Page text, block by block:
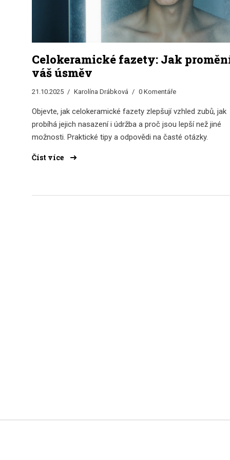
Celokeramické fazety: Jak
váš úsměv
21.10.2025 Karolína Drábková 0 Komentáře
Objevte, jak celokeramické fazety zlepšují vzhled zubů, jak
probíhá jejich nasazení i údržba a proč jsou lepší než jiné
možnosti. Praktické tipy a odpovědi na časté otázky.
Číst více